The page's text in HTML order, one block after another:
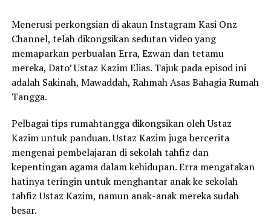
Menerusi perkongsian di akaun Instagram Kasi Onz
Channel, telah dikongsikan sedutan video yang
memaparkan perbualan Erra, Ezwan dan tetamu
mereka, Dato’ Ustaz Kazim Elias. Tajuk pada episod ini
adalah Sakinah, Mawaddah, Rahmah Asas Bahagia Rumah
Tangga.
Pelbagai tips rumahtangga dikongsikan oleh Ustaz
Kazim untuk panduan. Ustaz Kazim juga bercerita
mengenai pembelajaran di sekolah tahfiz dan
kepentingan agama dalam kehidupan. Erra mengatakan
hatinya teringin untuk menghantar anak ke sekolah
tahfiz Ustaz Kazim, namun anak-anak mereka sudah
besar.